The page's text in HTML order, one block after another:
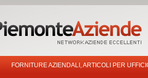
FORNITURE AZIENDALI, ARTICOLI PER